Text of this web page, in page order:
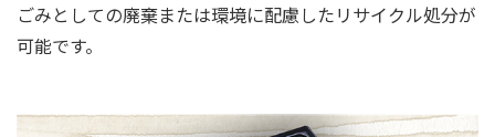
ごみとしての廃棄または環境に配慮したリサイクル処分が
可能です。